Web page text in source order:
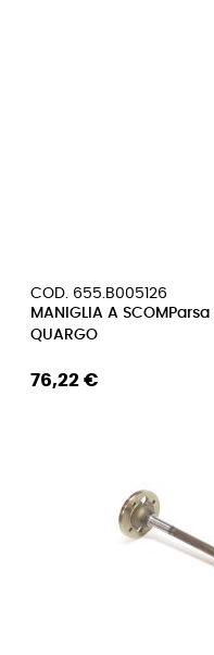
COD. 655.B005126
MANIGLIA A SCOMParsa
QUARGO
76,22 €